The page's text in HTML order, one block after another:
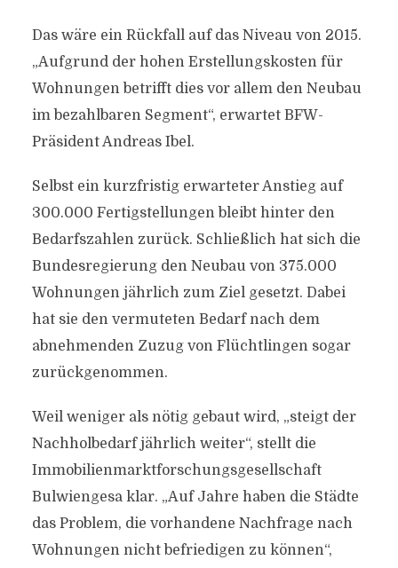
Das wäre ein Rückfall auf das Niveau von 2015.
„Aufgrund der hohen Erstellungskosten für
Wohnungen betrifft dies vor allem den Neubau
im bezahlbaren Segment“, erwartet BFW-
Präsident Andreas Ibel.
Selbst ein kurzfristig erwarteter Anstieg auf
300.000 Fertigstellungen bleibt hinter den
Bedarfszahlen zurück. Schließlich hat sich die
Bundesregierung den Neubau von 375.000
Wohnungen jährlich zum Ziel gesetzt. Dabei
hat sie den vermuteten Bedarf nach dem
abnehmenden Zuzug von Flüchtlingen sogar
zurückgenommen.
Weil weniger als nötig gebaut wird, „steigt der
Nachholbedarf jährlich weiter“, stellt die
Immobilienmarktforschungsgesellschaft
Bulwiengesa klar. „Auf Jahre haben die Städte
das Problem, die vorhandene Nachfrage nach
Wohnungen nicht befriedigen zu können“,